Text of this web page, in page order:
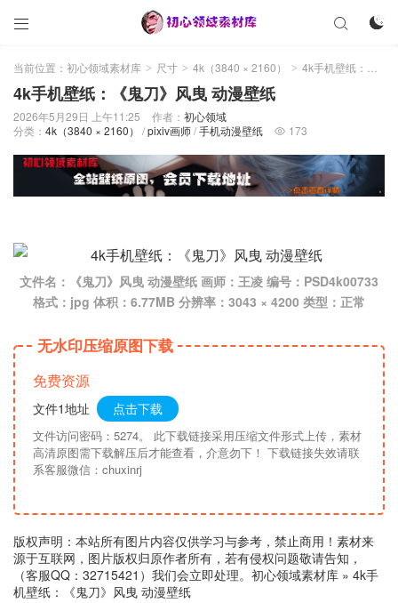
 

当前位置： 初心领域素材库 > 尺寸 > 4k（3840 × 2160） > 4k手机壁纸：《鬼刀》风曳 动漫壁纸
4k手机壁纸：《鬼刀》风曳 动漫壁纸
2026年5月29日 上午11:25 作者： 初心领域
分类： 4k（3840 × 2160） /pixiv画师/手机动漫壁纸  173
文件名：《鬼刀》风曳 动漫壁纸 画师：王凌 编号：PSD4k00733
格式：jpg 体积：6.77MB 分辨率：3043 × 4200 类型：正常
无水印压缩原图下载
免费资源
文件1地址 点击下载
文件访问密码：5274。 此下载链接采用压缩文件形式上传，素材
高清原图需下载解压后才能查看，介意勿下！ 下载链接失效请联
系客服微信：chuxinrj
版权声明：本站所有图片内容仅供学习与参考，禁止商用！素材来
源于互联网，图片版权归原作者所有，若有侵权问题敬请告知，
（客服QQ：32715421）我们会立即处理。 初心领域素材库 » 4k手
机壁纸：《鬼刀》风曳 动漫壁纸